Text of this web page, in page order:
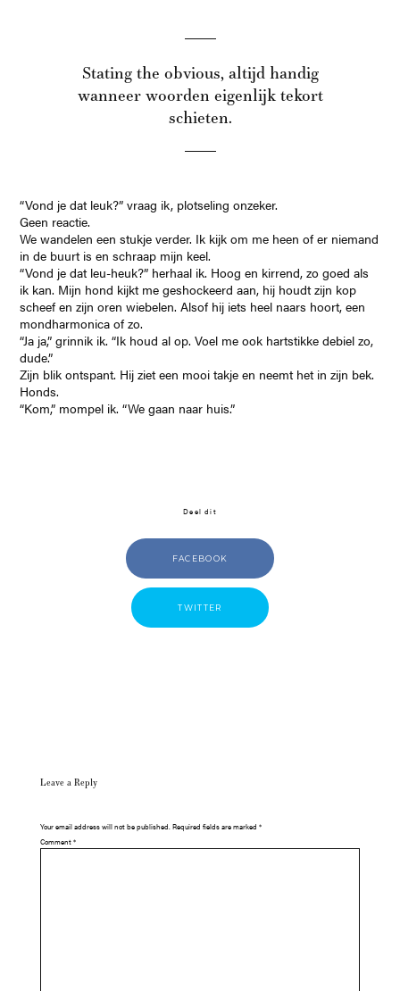
Stating the obvious, altijd handig
wanneer woorden eigenlijk tekort
schieten.
“Vond je dat leuk?” vraag ik, plotseling onzeker.
Geen reactie.
We wandelen een stukje verder. Ik kijk om me heen of er niemand
in de buurt is en schraap mijn keel.
“Vond je dat leu-heuk?” herhaal ik. Hoog en kirrend, zo goed als
ik kan. Mijn hond kijkt me geshockeerd aan, hij houdt zijn kop
scheef en zijn oren wiebelen. Alsof hij iets heel naars hoort, een
mondharmonica of zo.
“Ja ja,” grinnik ik. “Ik houd al op. Voel me ook hartstikke debiel zo,
dude.”
Zijn blik ontspant. Hij ziet een mooi takje en neemt het in zijn bek.
Honds.
“Kom,” mompel ik. “We gaan naar huis.”
Deel dit
FACEBOOK
TWITTER
Leave a Reply
Your email address will not be published. Required fields are marked *
Comment*